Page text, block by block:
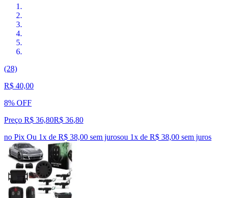
(28)
R$ 40,00
8% OFF
Preço R$ 36,80R$ 36,80
no Pix Ou 1x de R$ 38,00 sem jurosou 1x de R$ 38,00 sem juros